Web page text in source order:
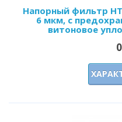
Напорный фильтр
6 мкм, с
витоновое